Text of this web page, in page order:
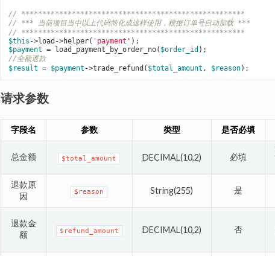
// *****************************************************
// *** 当前项目当中以上代码简化成这样使用，根据订单号自动加载 ***
// *****************************************************
$this ->load->helper( 'payment'
$payment = load_payment_by_order_no( $order_id
//全额退款
$result = $payment ->trade_refund( $total_amount , $reason
请求参数
字段名 参数 类型 是否必填
总金额 $total_amount DECIMAL(10,2) 必填
退款原
因
$reason String(255) 是
退款金
额
$refund_amount DECIMAL(10,2) 否